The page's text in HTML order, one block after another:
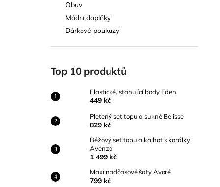
Obuv
Módní doplňky
Dárkové poukazy
Top 10 produktů
Elastické, stahující body Eden
449 kč
Pletený set topu a sukně Belisse
829 kč
Béžový set topu a kalhot s korálky
Avenza
1 499 kč
Maxi nadčasové šaty Avoré
799 kč